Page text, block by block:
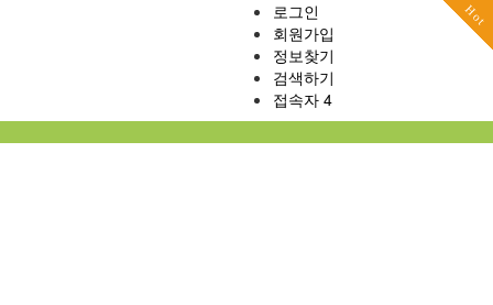
로그인
회원가입
정보찾기
검색하기
접속자 4
Hot
Hot
Hot
Hot
Hot
Hot
Hot
Hot
Hot
Hot
Hot
Hot